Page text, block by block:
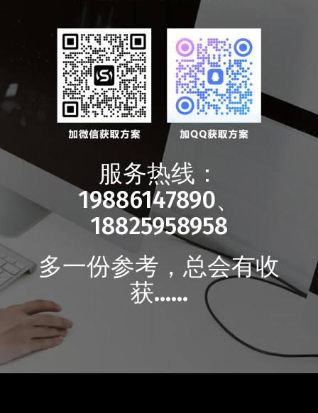
服务热线：
19886147890、
18825958958
多一份参考，总会有收
获……